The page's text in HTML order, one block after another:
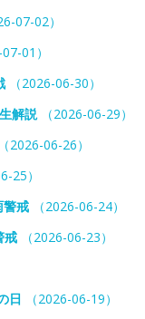
07-02）
01）
（2026-06-30）
解説 （2026-06-29）
（2026-06-26）
25）
戒 （2026-06-24）
戒 （2026-06-23）
日 （2026-06-19）